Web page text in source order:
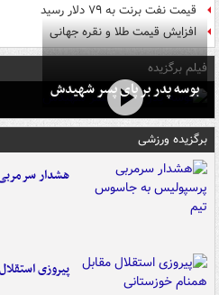
قیمت نفت برنت به ۷۹ دلار رسید
افزایش قیمت طلا و نقره جهانی
فیلم برگزیده
بوسه‌ پدر بر پای پسر شهیدش
برگزیده ورزشی
هشدار
پیروزی